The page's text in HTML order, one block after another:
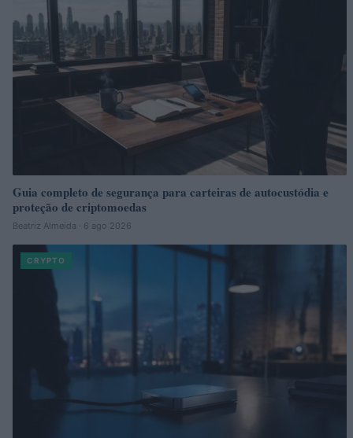
Guia completo de segurança para carteiras de autocustódia e
proteção de criptomoedas
Beatriz Almeida · 6 ago 2026
CRYPTO